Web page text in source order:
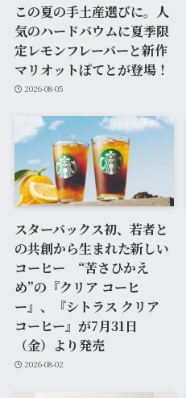
この夏の手土産選びに。人
気のハードバウムに夏季限
定レモンフレーバーと新作
マリオットぽてとが登場！
2026-08-05
スターバックス初、若者と
の共創から生まれた新しい
コーヒー “苦さひかえ
め”の『クリア コーヒ
ー』、『シトラス クリア
コーヒー』が7月31日
（金）より発売
2026-08-02